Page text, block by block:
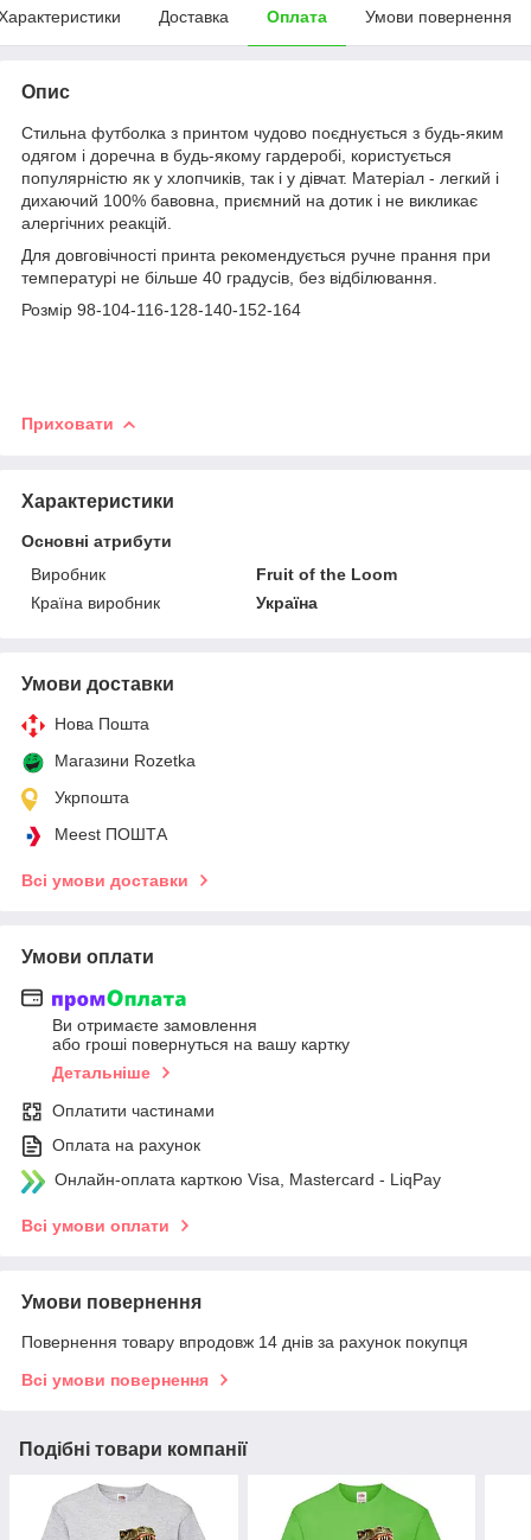
Доставка Оплата Умови повернення
Опис
Стильна футболка з принтом чудово поєднується з будь-яким
одягом і доречна в будь-якому гардеробі, користується
популярністю як у хлопчиків, так і у дівчат. Матеріал - легкий і
дихаючий 100% бавовна, приємний на дотик і не викликає
алергічних реакцій.
Для довговічності принта рекомендується ручне прання при
температурі не більше 40 градусів, без відбілювання.
Розмір 98-104-116-128-140-152-164
Приховати
Характеристики
Основні атрибути
Виробник
Fruit of the Loom
Країна виробник
Україна
Умови доставки
Нова Пошта
Магазини Rozetka
Укрпошта
Meest ПОШТА
Всі умови доставки
Умови оплати
Ви отримаєте замовлення
або гроші повернуться на вашу картку
Детальніше
Оплатити частинами
Оплата на рахунок
Онлайн-оплата карткою Visa, Mastercard - LiqPay
Всі умови оплати
Умови повернення
Повернення товару впродовж 14 днів за рахунок покупця
Всі умови повернення
Подібні товари компанії